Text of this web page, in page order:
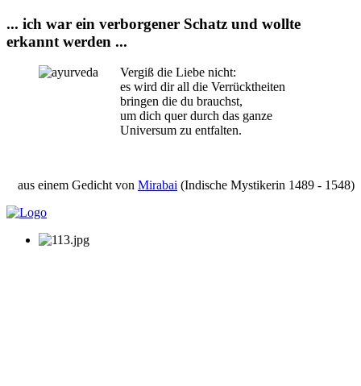
... ich war ein verborgener Schatz und wollte
erkannt werden ...
Vergiß die Liebe nicht:
es wird dir all die Verrücktheiten
bringen die du brauchst,
um dich quer durch das ganze
Universum zu entfalten.
aus einem Gedicht von Mirabai (Indische Mystikerin 1489 - 1548)